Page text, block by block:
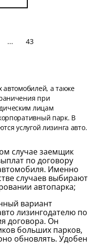
... 43
автомобилей, а также
при
лицам
парк. В
услугой лизинга авто.
случае заемщик
по договору
Именно
случаев выбирают
автопарка;
вариант
лизингодателю по
договора. Он
больших парков,
обновлять. Удобен